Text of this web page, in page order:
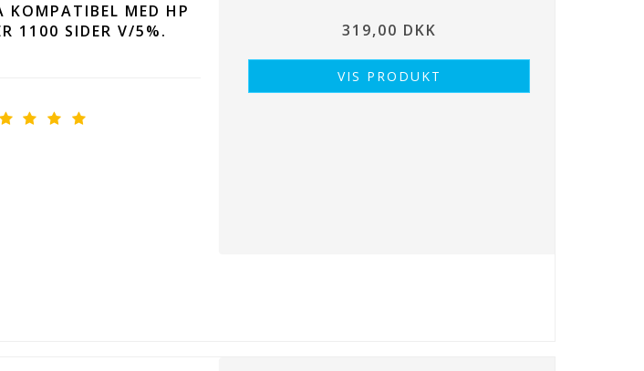
MED HP
1100 SIDER V/5%.
319,00 DKK
VIS PRODUKT